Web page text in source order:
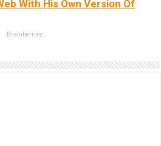
With His Own Version Of
Brainberries